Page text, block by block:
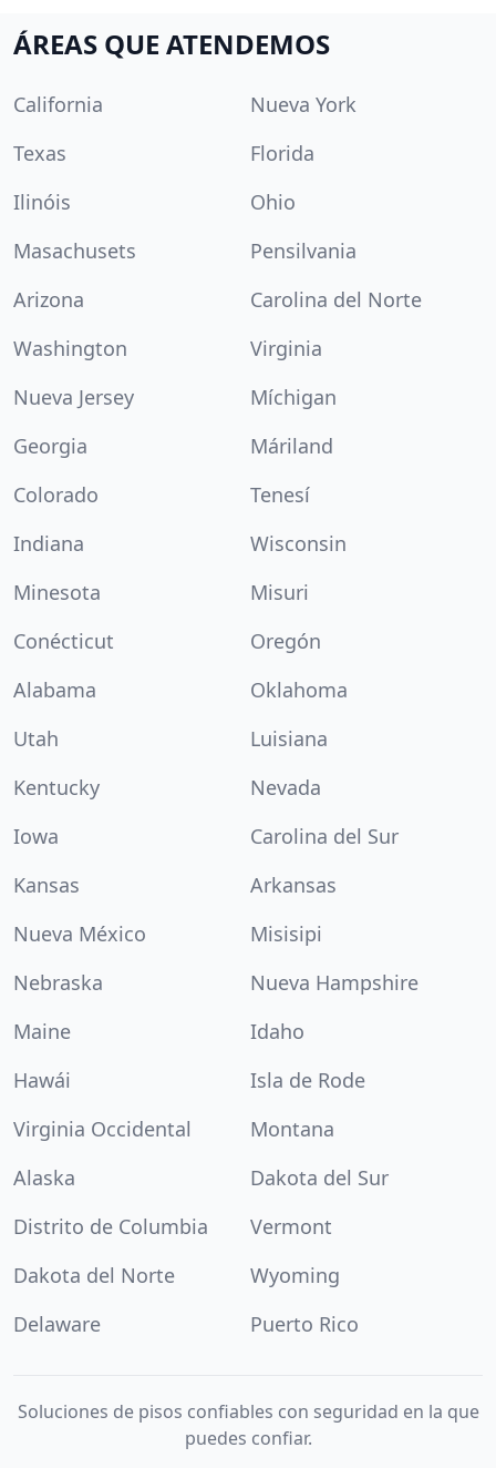
ÁREAS QUE ATENDEMOS
California
Nueva York
Texas
Florida
Ilinóis
Ohio
Masachusets
Pensilvania
Arizona
Carolina del Norte
Washington
Virginia
Nueva Jersey
Míchigan
Georgia
Máriland
Colorado
Tenesí
Indiana
Wisconsin
Minesota
Misuri
Conécticut
Oregón
Alabama
Oklahoma
Utah
Luisiana
Kentucky
Nevada
Iowa
Carolina del Sur
Kansas
Arkansas
Nueva México
Misisipi
Nebraska
Nueva Hampshire
Maine
Idaho
Hawái
Isla de Rode
Virginia Occidental
Montana
Alaska
Dakota del Sur
Distrito de Columbia
Vermont
Dakota del Norte
Wyoming
Delaware
Puerto Rico
Soluciones de pisos confiables con seguridad en la que
puedes confiar.